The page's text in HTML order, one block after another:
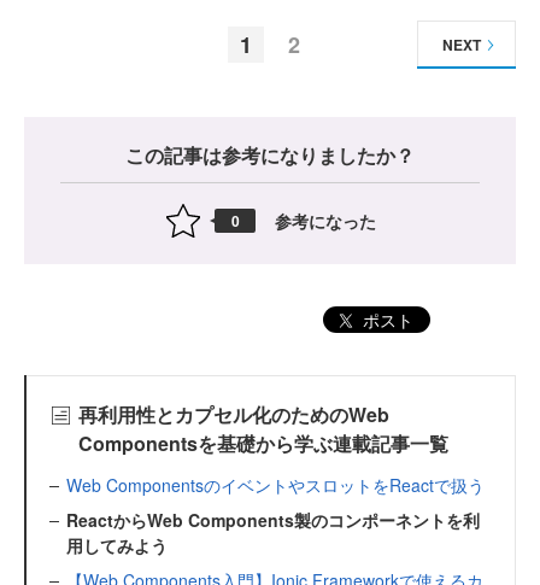
1 2 NEXT
この記事は参考になりましたか？
0 参考になった
ポスト
再利用性とカプセル化のためのWeb
Componentsを基礎から学ぶ連載記事一覧
Web ComponentsのイベントやスロットをReactで扱う
ReactからWeb Components製のコンポーネントを利
用してみよう